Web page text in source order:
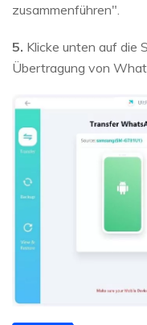
zusammenführen".
5. Klicke unten auf die
Übertragung von